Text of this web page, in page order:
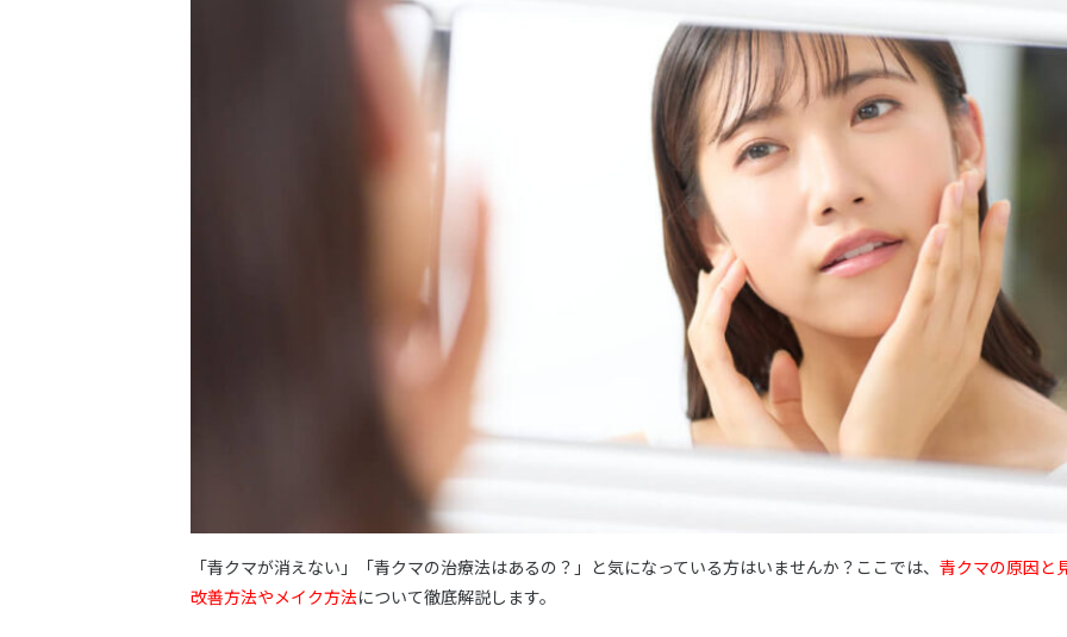
「青クマが消えない」「青クマの治療法はあるの？」と気になっている方はいませんか？ここでは、 青クマの原因と
改善方法やメイク方法について徹底解説します。